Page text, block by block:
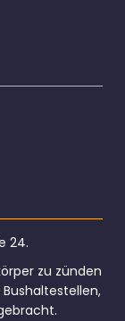
24.
zu zünden